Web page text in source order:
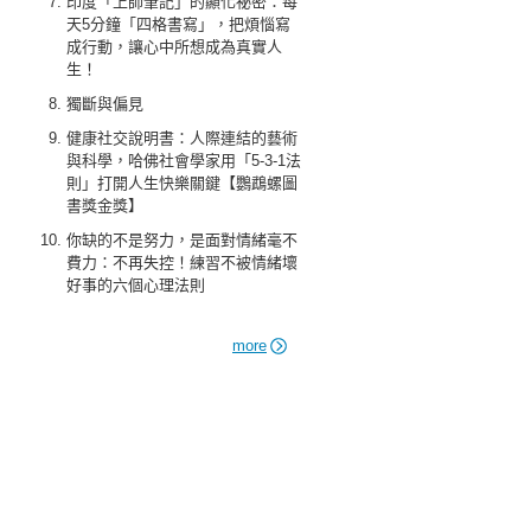
天5分鐘「四格書寫」，把煩惱寫
成行動，讓心中所想成為真實人
生！
獨斷與偏見
健康社交說明書：人際連結的藝術
與科學，哈佛社會學家用「5-3-1法
則」打開人生快樂關鍵【鸚鵡螺圖
書獎金獎】
你缺的不是努力，是面對情緒毫不
費力：不再失控！練習不被情緒壞
好事的六個心理法則
more